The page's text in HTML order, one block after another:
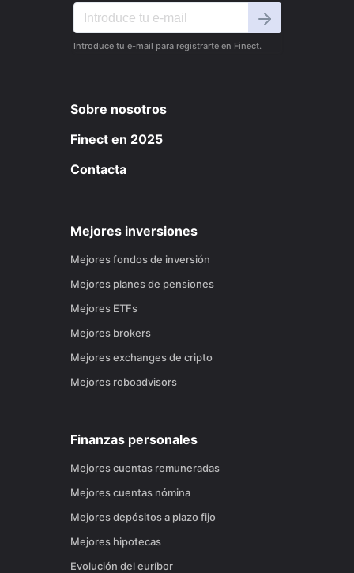
Introduce tu e-mail para registrarte en Finect.
Sobre nosotros
Finect en 2025
Contacta
Mejores inversiones
Mejores fondos de inversión
Mejores planes de pensiones
Mejores ETFs
Mejores brokers
Mejores exchanges de cripto
Mejores roboadvisors
Finanzas personales
Mejores cuentas remuneradas
Mejores cuentas nómina
Mejores depósitos a plazo fijo
Mejores hipotecas
Evolución del euríbor